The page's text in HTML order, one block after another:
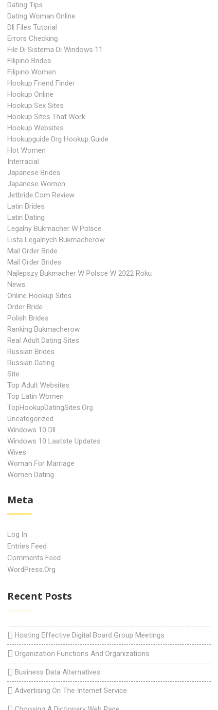
Dating Tips
Dating Woman Online
Dll Files Tutorial
Errors Checking
File Di Sistema Di Windows 11
Filipino Brides
Filipino Women
Hookup Friend Finder
Hookup Online
Hookup Sex Sites
Hookup Sites That Work
Hookup Websites
Hookupguide.org Hookup Guide
Hot Women
Interracial
Japanese Brides
Japanese Women
Jetbride.com Review
Latin Brides
Latin Dating
Legalny Bukmacher W Polsce
Lista Legalnych Bukmacherow
Mail Order Bride
Mail Order Brides
Najlepszy Bukmacher W Polsce W 2022 Roku
News
Online Hookup Sites
Order Bride
Polish Brides
Ranking Bukmacherow
Real Adult Dating Sites
Russian Brides
Russian Dating
Site
Top Adult Websites
Top Latin Women
TopHookupDatingSites.org
Uncategorized
Windows 10 Dll
Windows 10 Laatste Updates
Wives
Woman For Marriage
Women Dating
Meta
Log In
Entries Feed
Comments Feed
WordPress.org
Recent Posts
Hosting Effective Digital Board Group Meetings
Organization Functions And Organizations
Business Data Alternatives
Advertising On The Internet Service